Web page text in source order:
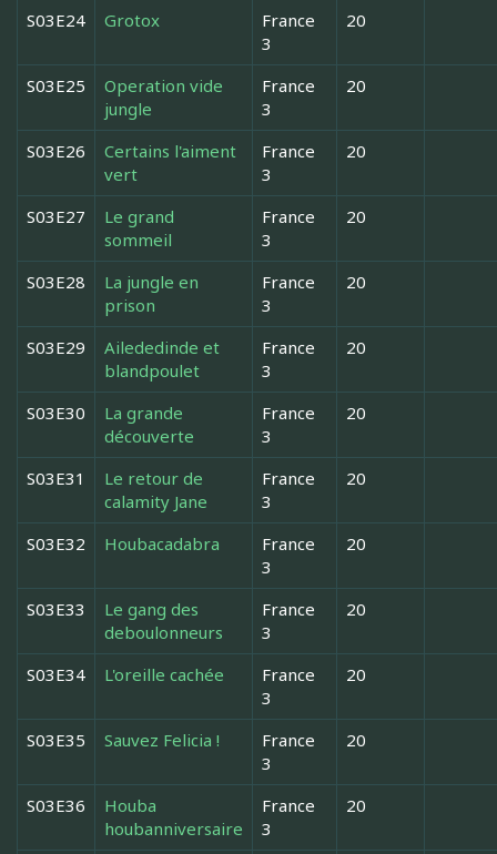
S03E24 Grotox
France
3
20
S03E25
Operation vide
jungle
France
3
20
S03E26
Certains l'aiment
vert
France
3
20
S03E27
Le grand
sommeil
France
3
20
S03E28
La jungle en
prison
France
3
20
S03E29
Ailededinde et
blandpoulet
France
3
20
S03E30
La grande
découverte
France
3
20
S03E31
Le retour de
calamity Jane
France
3
20
S03E32 Houbacadabra
France
3
20
S03E33
Le gang des
deboulonneurs
France
3
20
S03E34 L'oreille cachée
France
3
20
S03E35 Sauvez Felicia !
France
3
20
S03E36
Houba
houbanniversaire
France
3
20